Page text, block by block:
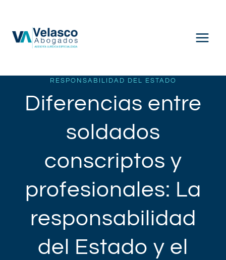
contenido
RESPONSABILIDAD DEL ESTADO
Diferencias entre
soldados
conscriptos y
profesionales: La
responsabilidad
del Estado y el